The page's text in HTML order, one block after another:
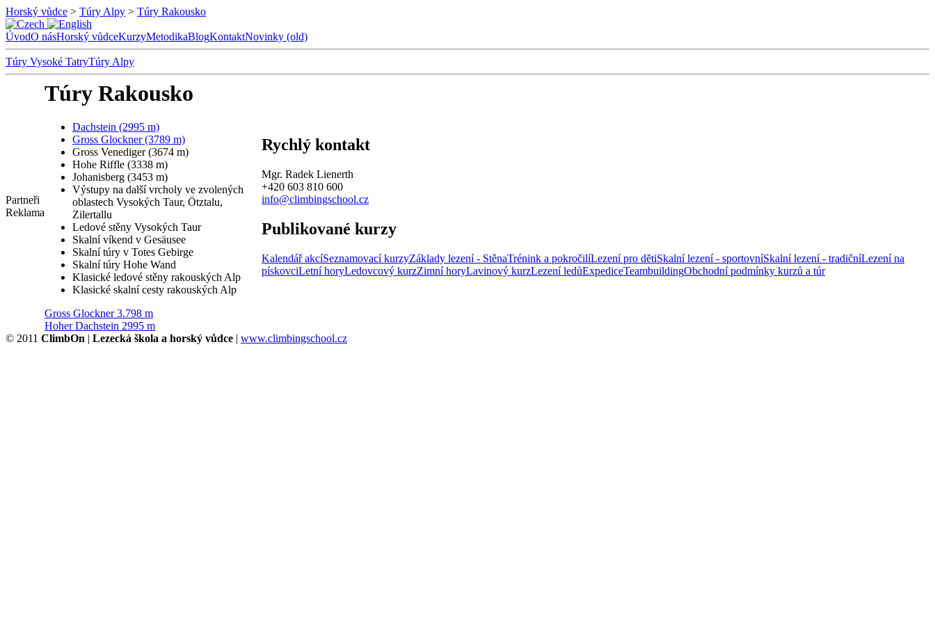
Horský vůdce > Túry Alpy > Túry Rakousko
ÚvodO násHorský vůdceKurzyMetodikaBlogKontaktNovinky (old)
Túry Vysoké TatryTúry Alpy
Partneři
Reklama
Túry Rakousko
Dachstein (2995 m)
Gross Glockner (3789 m)
Gross Venediger (3674 m)
Hohe Riffle (3338 m)
Johanisberg (3453 m)
Výstupy na další vrcholy ve zvolených
oblastech Vysokých Taur, Ötztalu,
Zilertallu
Ledové stěny Vysokých Taur
Skalní víkend v Gesäusee
Skalní túry v Totes Gebirge
Skalní túry Hohe Wand
Klasické ledové stěny rakouských Alp
Klasické skalní cesty rakouských Alp
Gross Glockner 3.798 m
Hoher Dachstein 2995 m
Rychlý kontakt
Mgr. Radek Lienerth
+420 603 810 600
info@climbingschool.cz
Publikované kurzy
Kalendář akcíSeznamovací kurzyZáklady lezení - StěnaTrénink a pokročilíLezení pro dětiSkalní lezení - sportovníSkalní lezení - tradičníLezení na
pískovciLetní horyLedovcový kurzZimní horyLavinový kurzLezení ledůExpediceTeambuildingObchodní podmínky kurzů a túr
© 2011 ClimbOn | Lezecká škola a horský vůdce | www.climbingschool.cz